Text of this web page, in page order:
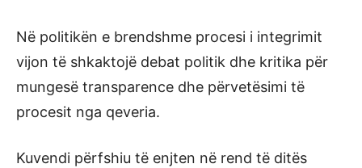
Në politikën e brendshme procesi i integrimit
vijon të shkaktojë debat politik dhe kritika për
mungesë transparence dhe përvetësimi të
procesit nga qeveria.
Kuvendi përfshiu të enjten në rend të ditës